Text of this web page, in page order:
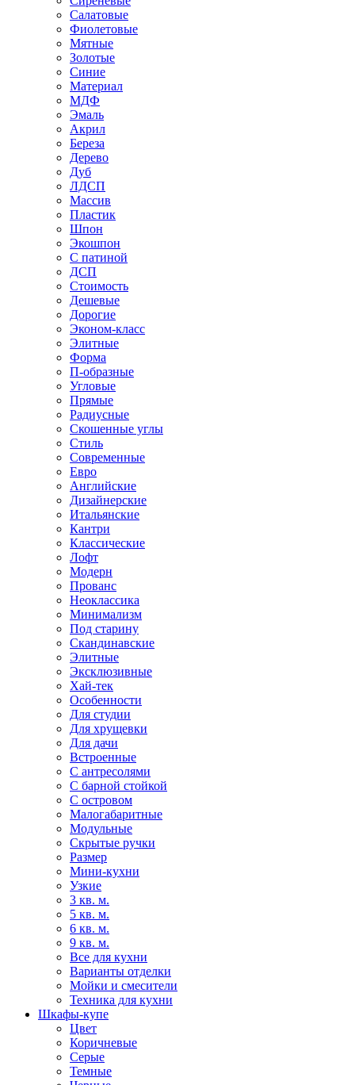
Салатовые
Фиолетовые
Мятные
Золотые
Синие
Материал
МДФ
Эмаль
Акрил
Береза
Дерево
Дуб
ЛДСП
Массив
Пластик
Шпон
Экошпон
С патиной
ДСП
Стоимость
Дешевые
Дорогие
Эконом-класс
Элитные
Форма
П-образные
Угловые
Прямые
Радиусные
Скошенные углы
Стиль
Современные
Евро
Английские
Дизайнерские
Итальянские
Кантри
Классические
Лофт
Модерн
Прованс
Неоклассика
Минимализм
Под старину
Скандинавские
Элитные
Эксклюзивные
Хай-тек
Особенности
Для студии
Для хрущевки
Для дачи
Встроенные
С антресолями
С барной стойкой
С островом
Малогабаритные
Модульные
Скрытые ручки
Размер
Мини-кухни
Узкие
3 кв. м.
5 кв. м.
6 кв. м.
9 кв. м.
Все для кухни
Варианты отделки
Мойки и смесители
Техника для кухни
Шкафы-купе
Цвет
Коричневые
Серые
Темные